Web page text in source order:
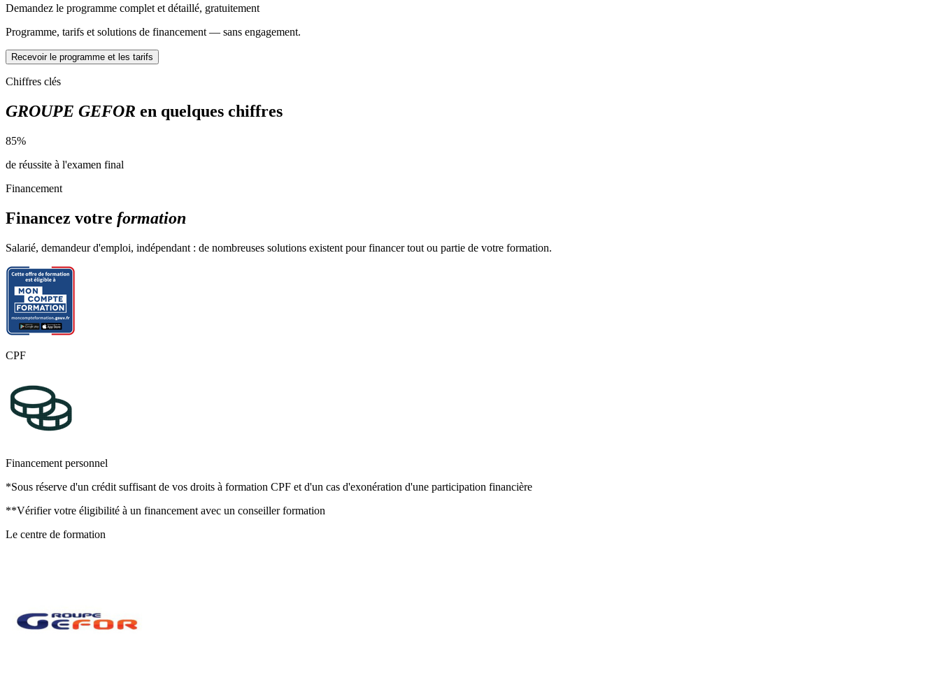
Demandez le programme complet et détaillé, gratuitement
Programme, tarifs et solutions de financement — sans engagement.
Recevoir le programme et les tarifs
Chiffres clés
GROUPE GEFOR en quelques chiffres
85%
de réussite à l'examen final
Financement
Financez votre formation
Salarié, demandeur d'emploi, indépendant : de nombreuses solutions existent pour financer tout ou partie de votre formation.
CPF
Financement personnel
*Sous réserve d'un crédit suffisant de vos droits à formation CPF et d'un cas d'exonération d'une participation financière
**Vérifier votre éligibilité à un financement avec un conseiller formation
Le centre de formation